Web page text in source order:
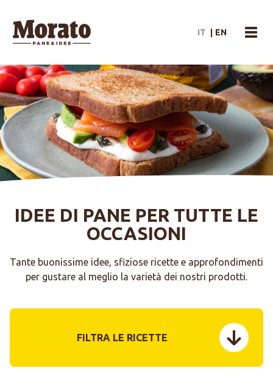
IT EN
IDEE DI PANE PER TUTTE LE
OCCASIONI
Tante buonissime idee, sfiziose ricette e approfondimenti
per gustare al meglio la varietà dei nostri prodotti.
FILTRA LE RICETTE
menu